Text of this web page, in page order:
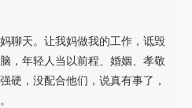
聊天。让我妈做我的工作，诋毁
，年轻人当以前程、婚姻、孝敬
硬，没配合他们，说真有事了，